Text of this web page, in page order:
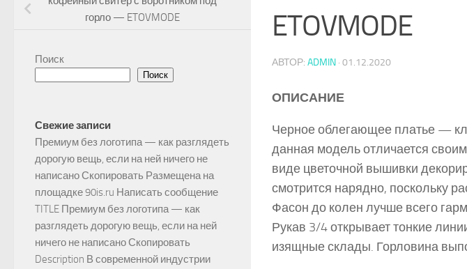
ETOVMODE
АВТОР: ADMIN · 01.12.2020
ОПИСАНИЕ
Черное облегающее платье —
данная модель отличается
виде цветочной вышивки
смотрится нарядно, поскольку
Фасон до колен лучше всего
Рукав 3/4 открывает тонкие
изящные склады. Горловина
горло — ETOVMODE
Поиск
Поиск
Свежие записи
Премиум без логотипа — как разглядеть
дорогую вещь, если на ней ничего не
написано Скопировать Размещена на
площадке 90is.ru Написать сообщение
TITLE Премиум без логотипа — как
разглядеть дорогую вещь, если на ней
ничего не написано Скопировать
Description В современной индустрии